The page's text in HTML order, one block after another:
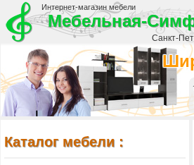
Интернет-магазин мебели
Мебельная-
Санкт-
Каталог мебели :